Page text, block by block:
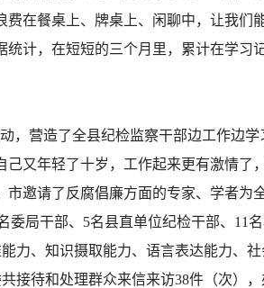
在餐桌上、牌桌上、闲聊中，让我们
计，在短短的三个月里，累计在学习
营造了全县纪检监察干部边工作边学
又年轻了十岁，工作起来更有激情了
邀请了反腐倡廉方面的专家、学者为
局干部、5名县直单位纪检干部、11
力、知识摄取能力、语言表达能力、
接待和处理群众来信来访38件（次）